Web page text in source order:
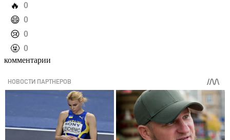
️🔥 0
️😄 0
️😢 0
️🤬 0
комментарии